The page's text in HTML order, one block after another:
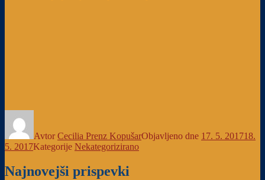
AvtorCecilia Prenz KopušarObjavljeno dne 17. 5. 201718.
5. 2017Kategorije Nekategorizirano
Najnovejši prispevki